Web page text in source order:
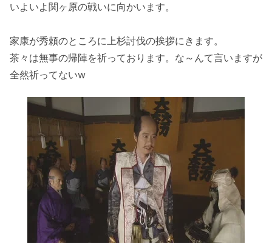
いよいよ関ヶ原の戦いに向かいます。
家康が秀頼のところに上杉討伐の挨拶にきます。
茶々は無事の帰陣を祈っております。な～んて言いますが
全然祈ってないw